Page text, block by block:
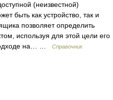
(неизвестной)
быть как устройство, так и
позволяет определить
используя для этой цели его
на… …
Справочник